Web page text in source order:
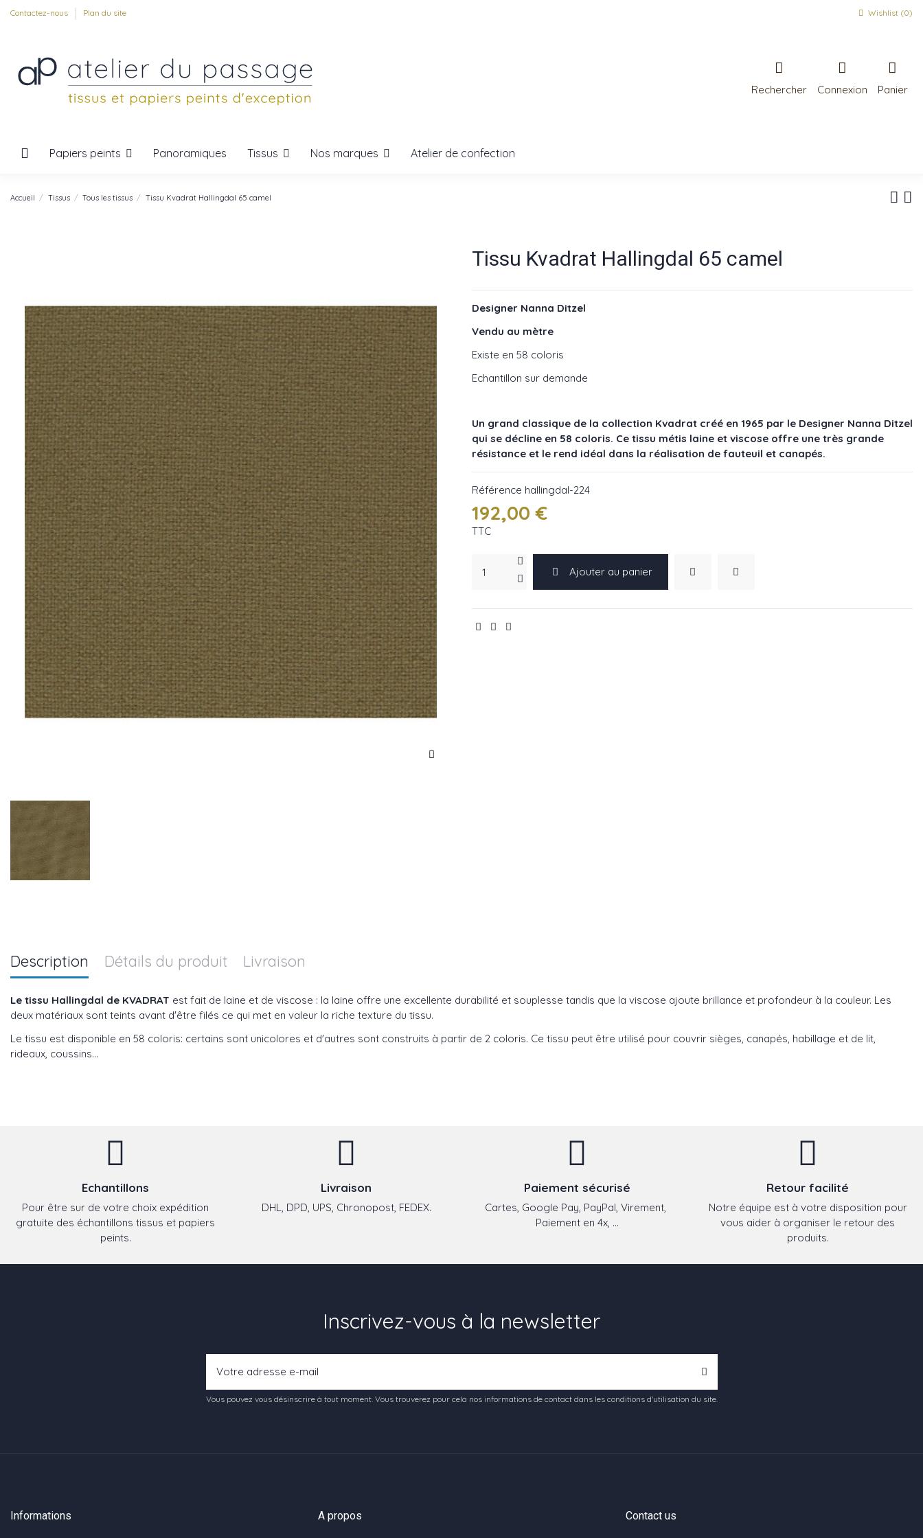
Contactez-nous Plan du site Wishlist (0)
Rechercher Connexion Panier
Papiers peints Panoramiques Tissus Nos marques Atelier de confection
Accueil Tissus Tous les tissus Tissu Kvadrat Hallingdal 65 camel
Tissu Kvadrat Hallingdal 65 camel
Designer Nanna Ditzel
Vendu au mètre
Existe en 58 coloris
Echantillon sur demande
Un grand classique de la collection Kvadrat créé en 1965 par le Designer Nanna Ditzel
qui se décline en 58 coloris. Ce tissu métis laine et viscose offre une très grande
résistance et le rend idéal dans la réalisation de fauteuil et canapés.
Référence hallingdal-224
192,00 €
TTC
Ajouter au panier
Description Détails du produit Livraison
Le tissu Hallingdal de KVADRAT est fait de laine et de viscose : la laine offre une excellente durabilité et souplesse tandis que la viscose ajoute brillance et profondeur à la couleur. Les
deux matériaux sont teints avant d'être filés ce qui met en valeur la riche texture du tissu.
Le tissu est disponible en 58 coloris: certains sont unicolores et d'autres sont construits à partir de 2 coloris. Ce tissu peut être utilisé pour couvrir sièges, canapés, habillage et de lit,
rideaux, coussins...
Echantillons
Pour être sur de votre choix expédition
gratuite des échantillons tissus et papiers
peints.
Livraison
DHL, DPD, UPS, Chronopost, FEDEX.
Paiement sécurisé
Cartes, Google Pay, PayPal, Virement,
Paiement en 4x, ...
Retour facilité
Notre équipe est à votre disposition pour
vous aider à organiser le retour des
produits.
Inscrivez-vous à la newsletter
Vous pouvez vous désinscrire à tout moment. Vous trouverez pour cela nos informations de contact dans les conditions d'utilisation du site.
Informations A propos Contact us